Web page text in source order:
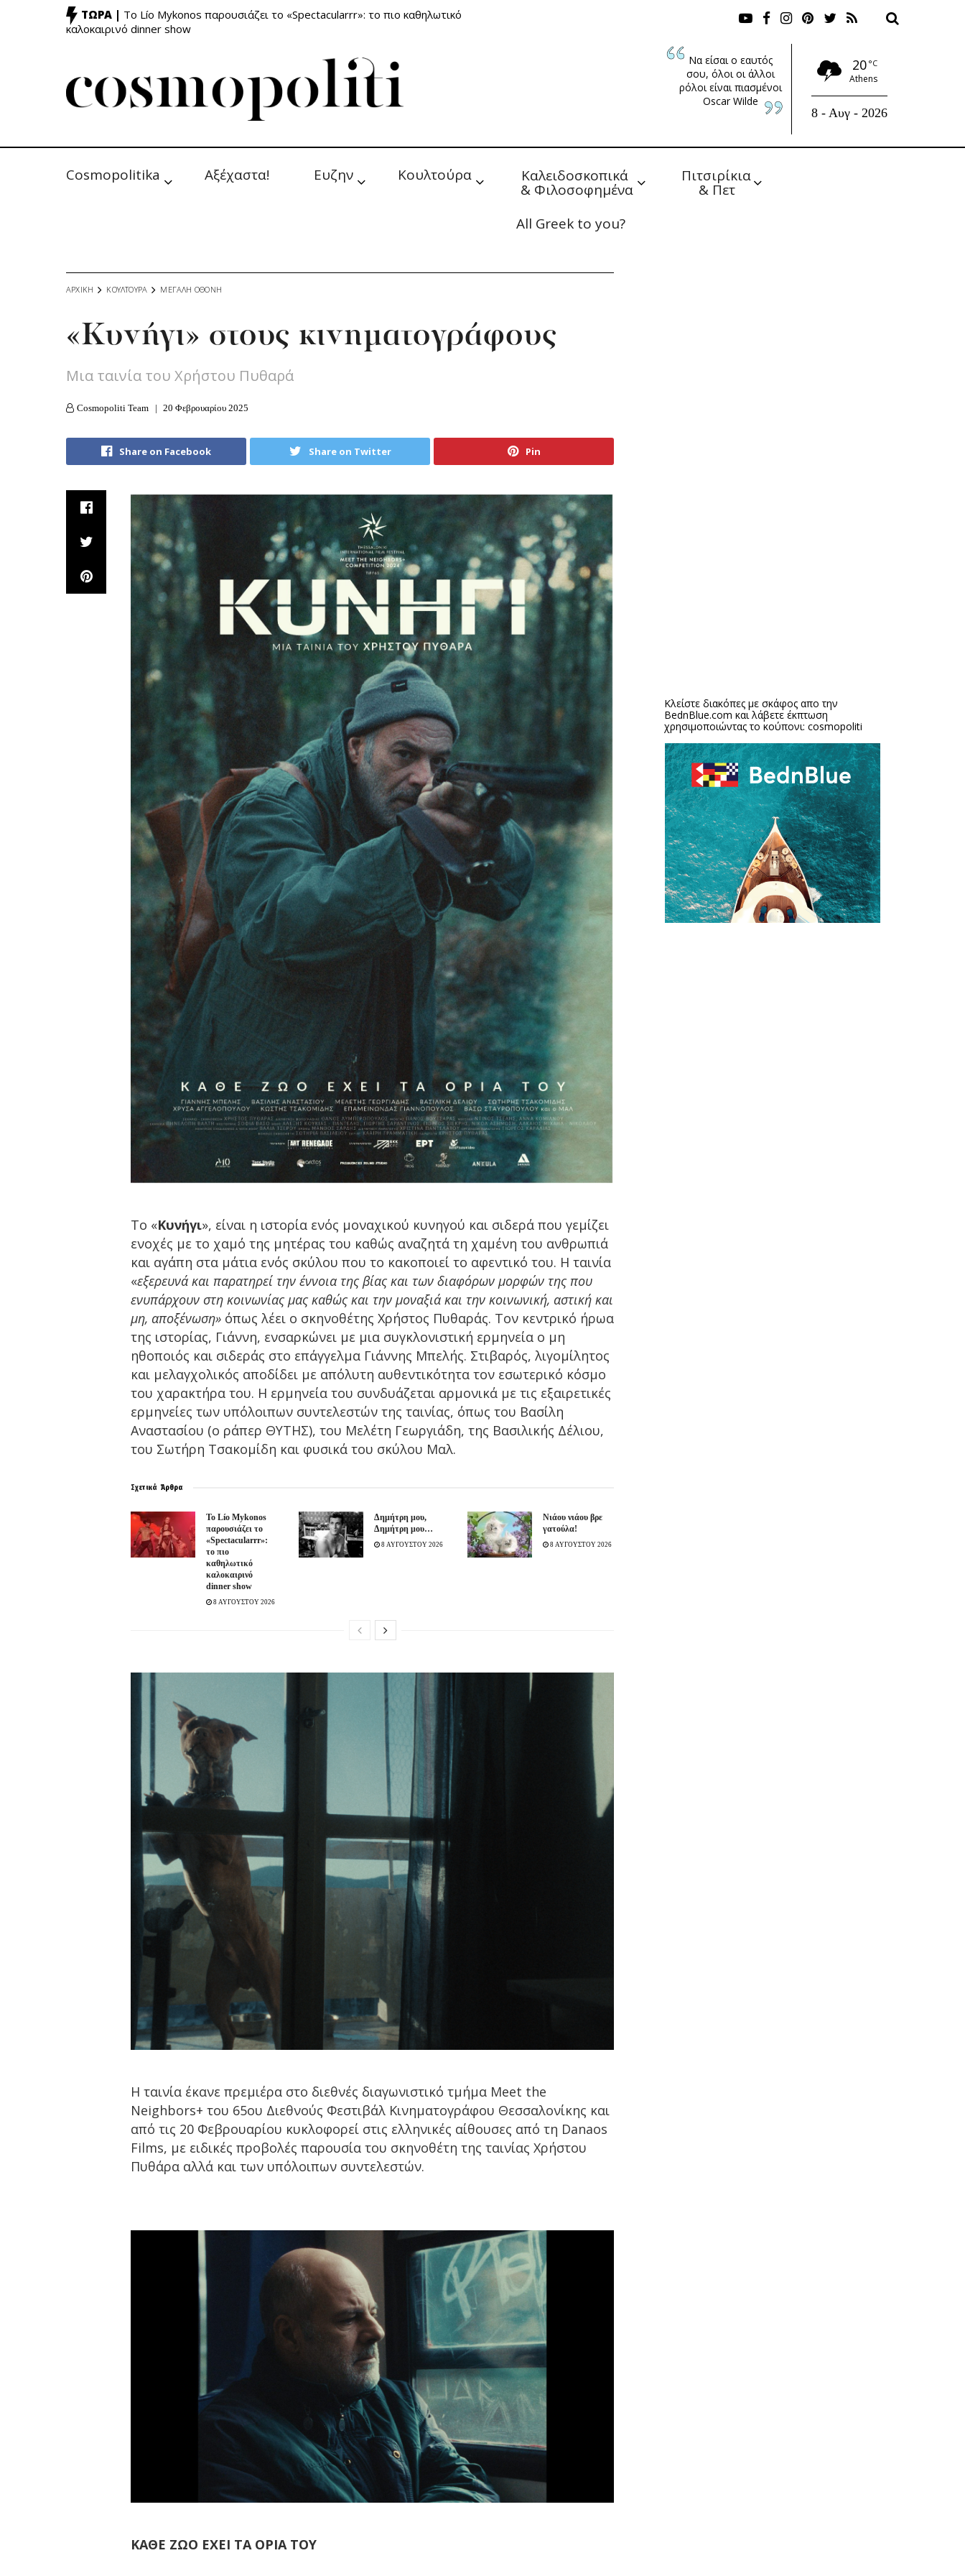
ΤΩΡΑ | Το Lío Mykonos παρουσιάζει το «Spectacularrr»: το πιο καθηλωτικό
καλοκαιρινό dinner show
Να είσαι ο εαυτός
σου, όλοι οι άλλοι
ρόλοι είναι πιασμένοι
Oscar Wilde
20 °C
Athens
8 - Αυγ - 2026
Cosmopolitika Αξέχαστα! Ευζην Κουλτούρα Καλειδοσκοπικά
& Φιλοσοφημένα
Πιτσιρίκια
& Πετ
All Greek to you?
ΑΡΧΙΚΗ ΚΟΥΛΤΟΥΡΑ ΜΕΓΑΛΗ ΟΘΟΝΗ
«Κυνήγι» στους κινηματογράφους
Μια ταινία του Χρήστου Πυθαρά
Cosmopoliti Team 20 Φεβρουαρίου 2025
Share on Facebook Share on Twitter Pin
Το «Κυνήγι», είναι η ιστορία ενός μοναχικού κυνηγού και σιδερά που γεμίζει
ενοχές με το χαμό της μητέρας του καθώς αναζητά τη χαμένη του ανθρωπιά
και αγάπη στα μάτια ενός σκύλου που το κακοποιεί το αφεντικό του. Η ταινία
«εξερευνά και παρατηρεί την έννοια της βίας και των διαφόρων μορφών της που
ενυπάρχουν στη κοινωνίας μας καθώς και την μοναξιά και την κοινωνική, αστική και
μη, αποξένωση» όπως λέει ο σκηνοθέτης Χρήστος Πυθαράς. Τον κεντρικό ήρωα
της ιστορίας, Γιάννη, ενσαρκώνει με μια συγκλονιστική ερμηνεία ο μη
ηθοποιός και σιδεράς στο επάγγελμα Γιάννης Μπελής. Στιβαρός, λιγομίλητος
και μελαγχολικός αποδίδει με απόλυτη αυθεντικότητα τον εσωτερικό κόσμο
του χαρακτήρα του. Η ερμηνεία του συνδυάζεται αρμονικά με τις εξαιρετικές
ερμηνείες των υπόλοιπων συντελεστών της ταινίας, όπως του Βασίλη
Αναστασίου (ο ράπερ ΘΥΤΗΣ), του Μελέτη Γεωργιάδη, της Βασιλικής Δέλιου,
του Σωτήρη Τσακομίδη και φυσικά του σκύλου Μαλ.
Σχετικά Άρθρα
Το Lío Mykonos
παρουσιάζει το
«Spectacularrr»:
το πιο
καθηλωτικό
καλοκαιρινό
dinner show
8 ΑΥΓΟΥΣΤΟΥ 2026
Δημήτρη μου,
Δημήτρη μου…
8 ΑΥΓΟΥΣΤΟΥ 2026
Νιάου νιάου βρε
γατούλα!
8 ΑΥΓΟΥΣΤΟΥ 2026
Η ταινία έκανε πρεμιέρα στο διεθνές διαγωνιστικό τμήμα Meet the
Neighbors+ του 65ου Διεθνούς Φεστιβάλ Κινηματογράφου Θεσσαλονίκης και
από τις 20 Φεβρουαρίου κυκλοφορεί στις ελληνικές αίθουσες από τη Danaos
Films, με ειδικές προβολές παρουσία του σκηνοθέτη της ταινίας Χρήστου
Πυθάρα αλλά και των υπόλοιπων συντελεστών.
ΚΑΘΕ ΖΩΟ ΕΧΕΙ ΤΑ ΟΡΙΑ ΤΟΥ
Κλείστε διακόπες με σκάφος απο την
BednBlue.com και λάβετε έκπτωση
χρησιμοποιώντας το κούπονι: cosmopoliti